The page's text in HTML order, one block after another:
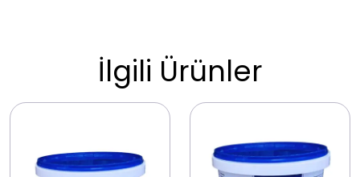
İlgili Ürünler